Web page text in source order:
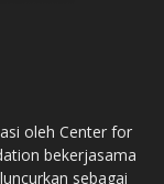
oleh Center for
bekerjasama
sebagai